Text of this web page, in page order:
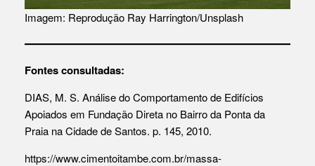
Imagem: Reprodução Ray Harrington/Unsplash
Fontes consultadas:
DIAS, M. S. Análise do Comportamento de Edifícios
Apoiados em Fundação Direta no Bairro da Ponta da
Praia na Cidade de Santos. p. 145, 2010.
https://www.cimentoitambe.com.br/massa-